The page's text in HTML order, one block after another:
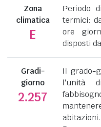
Zona
climatica
E
Periodo
termici:
ore
disposti
Gradi-
giorno
2.257
Il grado-
l'unità
abitazioni.